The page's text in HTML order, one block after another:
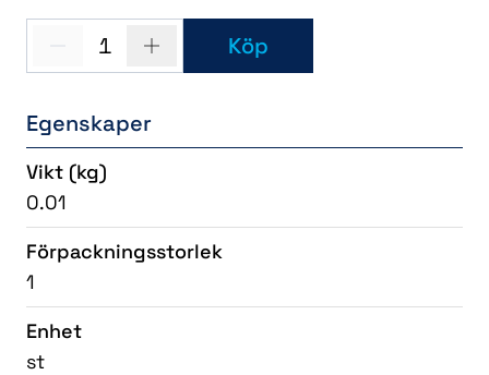
1 Köp
Egenskaper
Vikt (kg)
0.01
Förpackningsstorlek
1
Enhet
st